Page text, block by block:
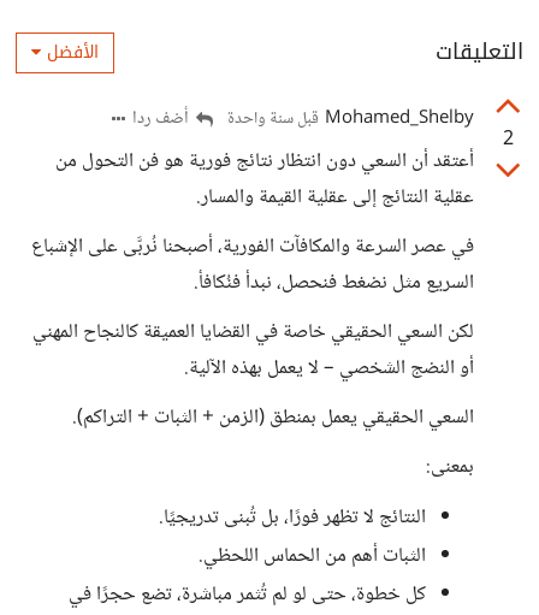
التعليقات الأفضل
2
Mohamed_Shelby قبل سنة واحدة أضف ردا
أعتقد أن السعي دون انتظار نتائج فورية هو فن التحول من
عقلية النتائج إلى عقلية القيمة والمسار.
في عصر السرعة والمكافآت الفورية، أصبحنا نُربَّى على الإشباع
السريع مثل نضغط فنحصل، نبدأ فنُكافأ.
لكن السعي الحقيقي خاصة في القضايا العميقة كالنجاح المهني
أو النضج الشخصي – لا يعمل بهذه الآلية.
السعي الحقيقي يعمل بمنطق (الزمن + الثبات + التراكم).
بمعنى:
النتائج لا تظهر فورًا، بل تُبنى تدريجيًا.
الثبات أهم من الحماس اللحظي.
كل خطوة، حتى لو لم تُثمر مباشرة، تضع حجرًا في